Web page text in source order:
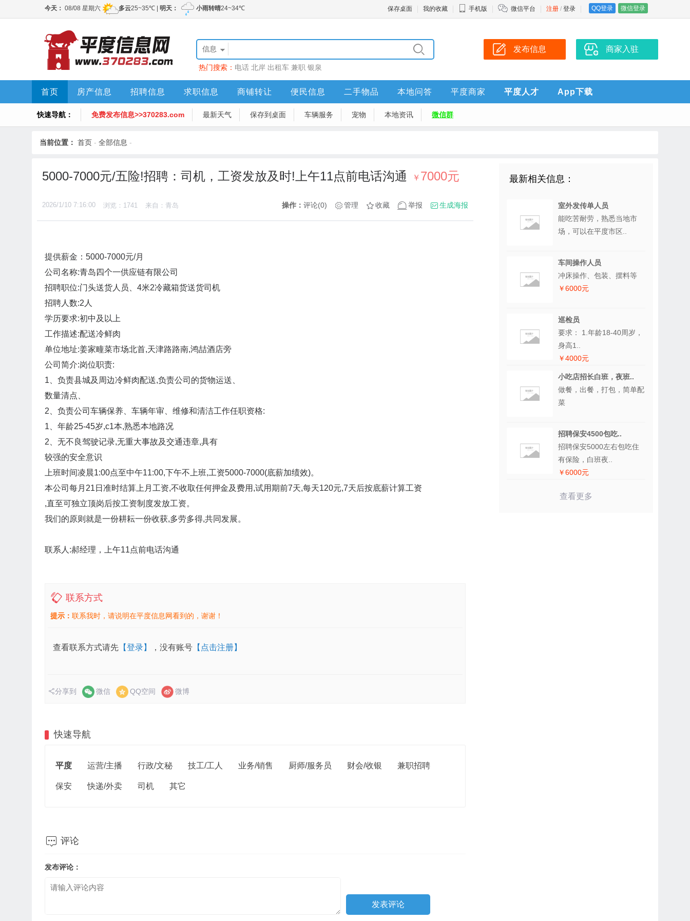
注册 / 登录 QQ登录 微信登录
保存桌面 我的收藏 手机版 微信平台
信息
热门搜索： 电话 北岸 出租车 兼职 银泉
发布信息 商家入驻
首页 房产信息 招聘信息 求职信息 商铺转让 便民信息 二手物品 本地问答 平度商家 平度人才 App下载
快速导航： 免费发布信息>>370283.com 最新天气 保存到桌面 车辆服务 宠物 本地资讯 微信群
当前位置： 首页 - 全部信息 -
5000-7000元/五险!招聘：司机，工资发放及时!上午11点前电话沟通 ￥ 7000元
2026/1/10 7:16:00 浏览：1741 来自：青岛 操作： 评论(0) 管理 收藏 举报 生成海报
提供薪金：5000-7000元/月
公司名称:青岛四个一供应链有限公司
招聘职位:门头送货人员、4米2冷藏箱货送货司机
招聘人数:2人
学历要求:初中及以上
工作描述:配送冷鲜肉
单位地址:姜家疃菜市场北首,天津路路南,鸿喆酒店旁
公司简介:岗位职责:
1、负责县城及周边冷鲜肉配送,负责公司的货物运送、
数量清点、
2、负责公司车辆保养、车辆年审、维修和清洁工作任职资格:
1、年龄25-45岁,c1本,熟悉本地路况
2、无不良驾驶记录,无重大事故及交通违章,具有
较强的安全意识
上班时间凌晨1:00点至中午11:00,下午不上班,工资5000-7000(底薪加绩效)。
本公司每月21日准时结算上月工资,不收取任何押金及费用,试用期前7天,每天120元,7天后按底薪计算工资
,直至可独立顶岗后按工资制度发放工资。
我们的原则就是一份耕耘一份收获,多劳多得,共同发展。
联系人:郝经理，上午11点前电话沟通
联系方式
提示： 联系我时，请说明在平度信息网看到的，谢谢！
查看联系方式请先 【登录】 ，没有账号 【点击注册】
分享到 微信 QQ空间 微博
快速导航
平度 运营/主播 行政/文秘 技工/工人 业务/销售 厨师/服务员 财会/收银 兼职招聘
保安 快递/外卖 司机 其它
 评论
发布评论：
最新相关信息：
室外发传单人员
能吃苦耐劳，熟悉当地市
场，可以在平度市区..
车间操作人员
冲床操作、包装、摆料等
￥6000元
巡检员
要求： 1.年龄18-40周岁，
身高1..
￥4000元
小吃店招长白班，夜班..
做餐，出餐，打包，简单配
菜
招聘保安4500包吃..
招聘保安5000左右包吃住
有保险，白班夜..
￥6000元
查看更多